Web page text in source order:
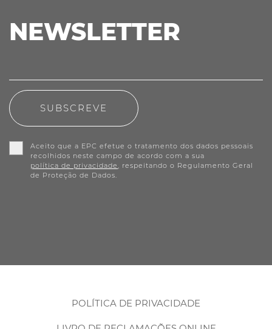
NEWSLETTER
SUBSCREVE
Aceito que a EPC efetue o tratamento dos dados pessoais
recolhidos neste campo de acordo com a sua
política de privacidade , respeitando o Regulamento Geral
de Proteção de Dados.
POLÍTICA DE PRIVACIDADE